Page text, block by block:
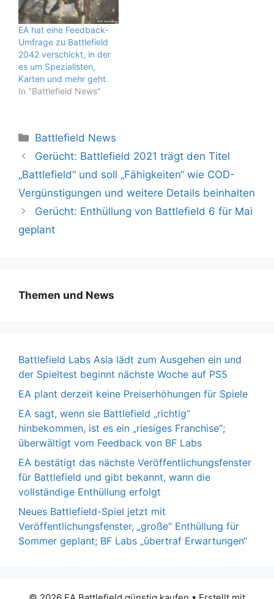
EA hat eine Feedback-
Umfrage zu Battlefield
2042 verschickt, in der
es um Spezialisten,
Karten und mehr geht.
In "Battlefield News"
Kategorien
Battlefield News
Gerücht: Battlefield 2021 trägt den Titel
„Battlefield“ und soll „Fähigkeiten“ wie COD-
Vergünstigungen und weitere Details beinhalten
Gerücht: Enthüllung von Battlefield 6 für Mai
geplant
Themen und News
Battlefield Labs Asia lädt zum Ausgehen ein und
der Spieltest beginnt nächste Woche auf PS5
EA plant derzeit keine Preiserhöhungen für Spiele
EA sagt, wenn sie Battlefield „richtig“
hinbekommen, ist es ein „riesiges Franchise“;
überwältigt vom Feedback von BF Labs
EA bestätigt das nächste Veröffentlichungsfenster
für Battlefield und gibt bekannt, wann die
vollständige Enthüllung erfolgt
Neues Battlefield-Spiel jetzt mit
Veröffentlichungsfenster, „große“ Enthüllung für
Sommer geplant; BF Labs „übertraf Erwartungen“